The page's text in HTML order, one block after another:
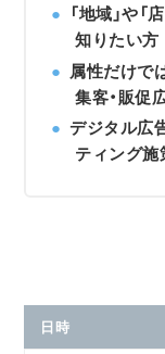
「地域」や
知りたい方
属性だけで
集客・販促
デジタル広
ティング
日時